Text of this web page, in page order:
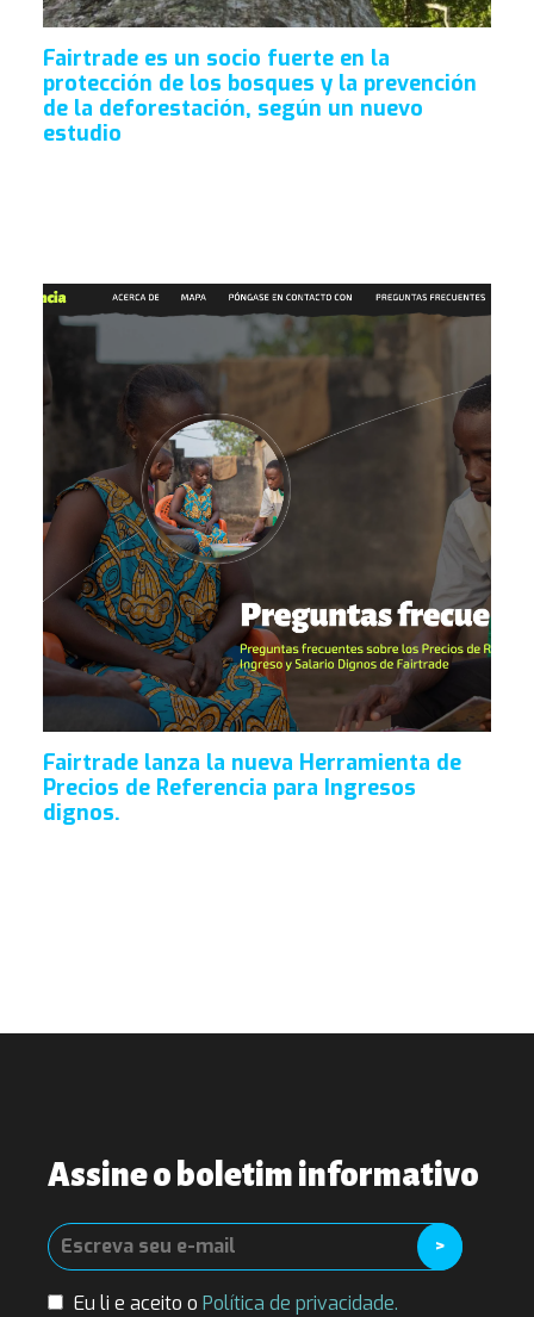
Fairtrade es un socio fuerte en la
protección de los bosques y la prevención
de la deforestación, según un nuevo
estudio
Fairtrade lanza la nueva Herramienta de
Precios de Referencia para Ingresos
dignos.
Assine o boletim informativo
Eu li e aceito o Política de privacidade.